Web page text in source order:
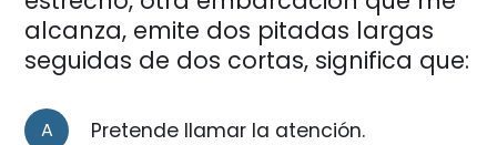
alcanza, emite dos pitadas largas
seguidas de dos cortas, significa que:
A Pretende llamar la atención.